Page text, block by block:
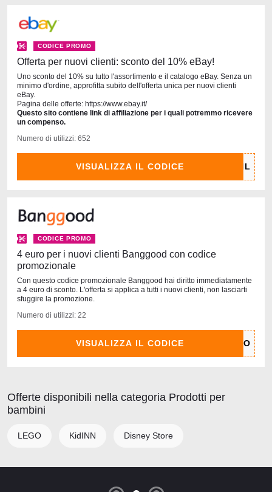
CODICE PROMO
Offerta per nuovi clienti: sconto del 10% eBay!
Uno sconto del 10% su tutto l'assortimento e il catalogo eBay. Senza un
minimo d'ordine, approfitta subito dell'offerta unica per nuovi clienti
eBay.
Pagina delle offerte: https://www.ebay.it/
Questo sito contiene link di affiliazione per i quali potremmo ricevere
un compenso.
Numero di utilizzi: 652
VISUALIZZA IL CODICE
CODICE PROMO
4 euro per i nuovi clienti Banggood con codice
promozionale
Con questo codice promozionale Banggood hai diritto immediatamente
a 4 euro di sconto. L'offerta si applica a tutti i nuovi clienti, non lasciarti
sfuggire la promozione.
Numero di utilizzi: 22
VISUALIZZA IL CODICE
Offerte disponibili nella categoria Prodotti per
bambini
LEGO KidINN Disney Store